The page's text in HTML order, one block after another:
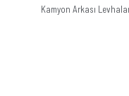
Kamyon Arkası